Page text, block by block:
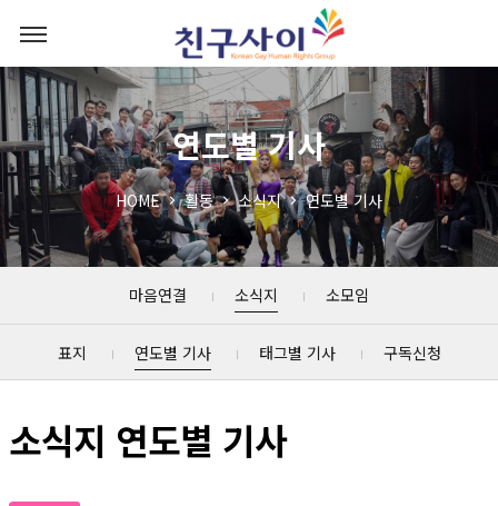
연도별 기사
HOME 활동 소식지 연도별 기사
마음연결 소식지 소모임
표지 연도별 기사 태그별 기사 구독신청
소식지 연도별 기사